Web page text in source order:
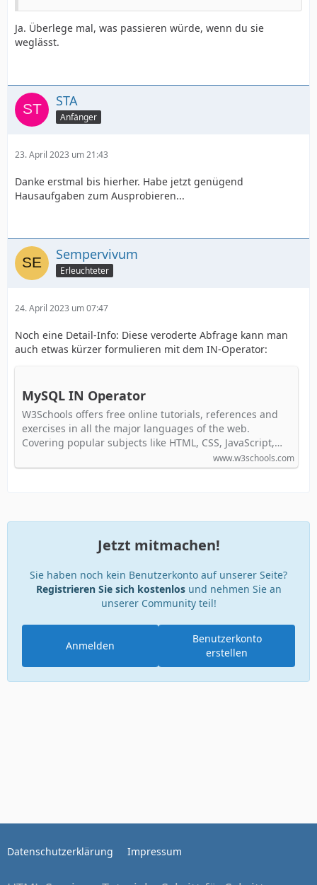
Ja. Überlege mal, was passieren würde, wenn du sie
weglässt.
STA
Anfänger
23. April 2023 um 21:43
Danke erstmal bis hierher. Habe jetzt genügend
Hausaufgaben zum Ausprobieren...
Sempervivum
Erleuchteter
24. April 2023 um 07:47
Noch eine Detail-Info: Diese veroderte Abfrage kann man
auch etwas kürzer formulieren mit dem IN-Operator:
MySQL IN Operator
W3Schools offers free online tutorials, references and
exercises in all the major languages of the web.
Covering popular subjects like HTML, CSS, JavaScript,…
www.w3schools.com
Jetzt mitmachen!
Sie haben noch kein Benutzerkonto auf unserer Seite?
Registrieren Sie sich kostenlosund nehmen Sie an
unserer Community teil!
Benutzerkonto
erstellen
Anmelden
Datenschutzerklärung Impressum